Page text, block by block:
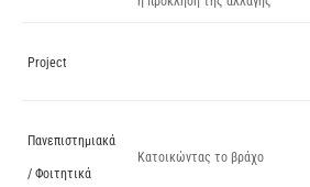
Project
Πανεπιστημιακά
/ Φοιτητικά
Κατοικώντας το βράχο